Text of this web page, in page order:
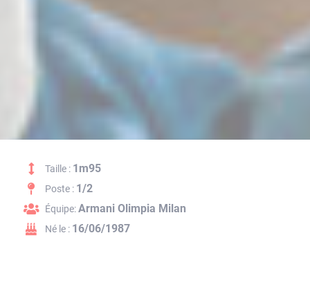
Taille : 1m95
Poste : 1/2
Équipe:Armani Olimpia Milan
Né le : 16/06/1987